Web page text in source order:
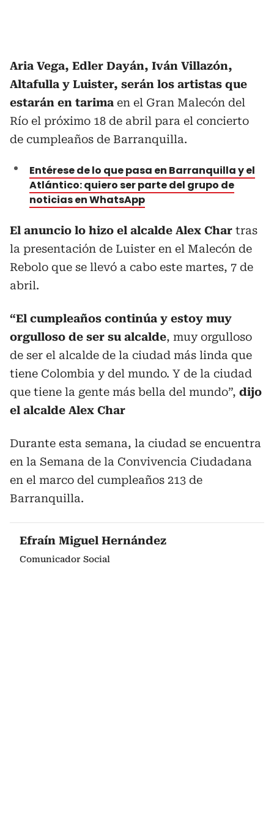
Aria Vega, Edler Dayán, Iván Villazón,
Altafulla y Luister, serán los artistas que
estarán en tarima en el Gran Malecón del
Río el próximo 18 de abril para el concierto
de cumpleaños de Barranquilla.
Entérese de lo que pasa en Barranquilla y el
Atlántico: quiero ser parte del grupo de
noticias en WhatsApp
El anuncio lo hizo el alcalde Alex Char tras
la presentación de Luister en el Malecón de
Rebolo que se llevó a cabo este martes, 7 de
abril.
“El cumpleaños continúa y estoy muy
orgulloso de ser su alcalde, muy orgulloso
de ser el alcalde de la ciudad más linda que
tiene Colombia y del mundo. Y de la ciudad
que tiene la gente más bella del mundo”, dijo
el alcalde Alex Char
Durante esta semana, la ciudad se encuentra
en la Semana de la Convivencia Ciudadana
en el marco del cumpleaños 213 de
Barranquilla.
Efraín Miguel Hernández
Comunicador Social